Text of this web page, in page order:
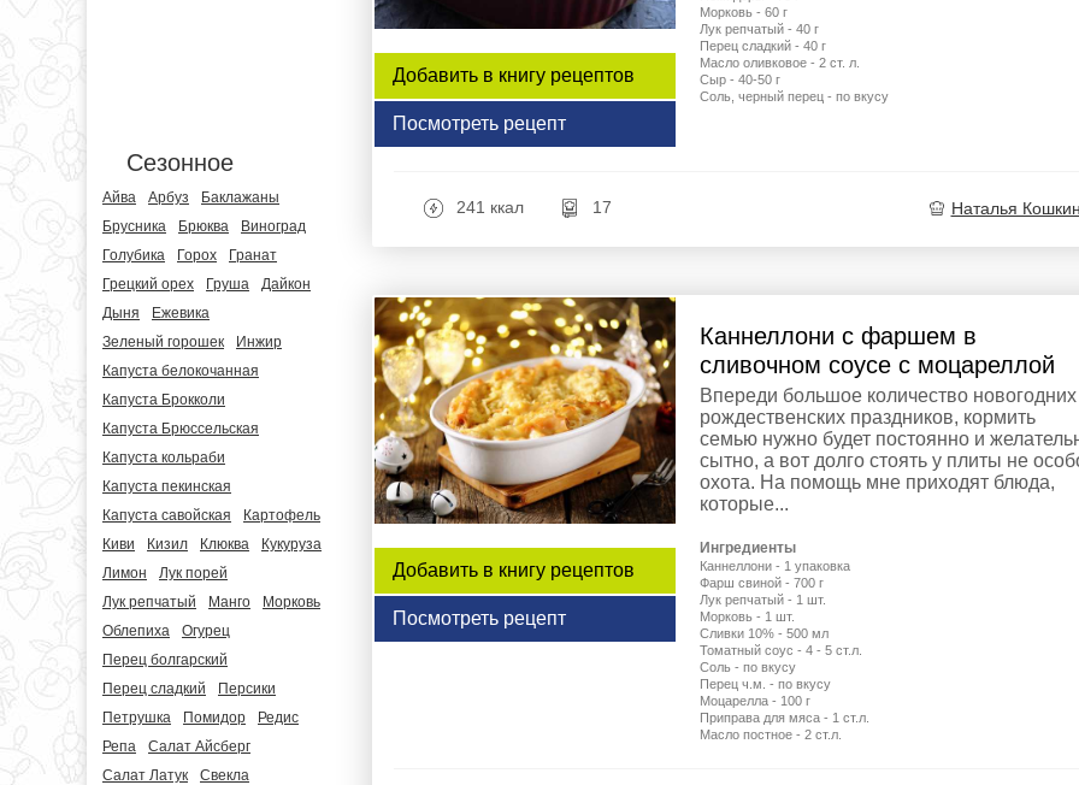
Сезонное
Айва Арбуз
Баклажаны
Брусника
Брюква
Виноград
Голубика
Горох
Гранат
Грецкий орех
Груша
Дайкон
Дыня
Ежевика
Зеленый горошек
Инжир
Капуста белокочанная
Капуста Брокколи
Капуста Брюссельская
Капуста кольраби
Капуста пекинская
Капуста савойская
Картофель
Киви
Кизил Клюква
Кукуруза
Лимон
Лук порей
Лук репчатый
Манго
Морковь
Облепиха
Огурец
Перец болгарский
Перец сладкий
Персики
Петрушка
Помидор
Редис
Репа
Салат Айсберг
Салат Латук
Свекла
Добавить в книгу рецептов
Посмотреть рецепт
Морковь - 60 г
Лук репчатый - 40 г
Перец сладкий - 40 г
Масло оливковое - 2 ст. л.
Сыр - 40-50 г
Соль, черный перец - по вкусу
241 ккал 17 Наталья
Добавить в книгу рецептов
Посмотреть рецепт
Каннеллони с фаршем в
сливочном соусе с моцареллой
Впереди большое количество
рождественских праздников, кормить
семью нужно будет постоянно и
сытно, а вот долго стоять у плиты не
охота. На помощь мне приходят блюда,
которые...
Ингредиенты
Каннеллони - 1 упаковка
Фарш свиной - 700 г
Лук репчатый - 1 шт.
Морковь - 1 шт.
Сливки 10% - 500 мл
Томатный соус - 4 - 5 ст.л.
Соль - по вкусу
Перец ч.м. - по вкусу
Моцарелла - 100 г
Приправа для мяса - 1 ст.л.
Масло постное - 2 ст.л.